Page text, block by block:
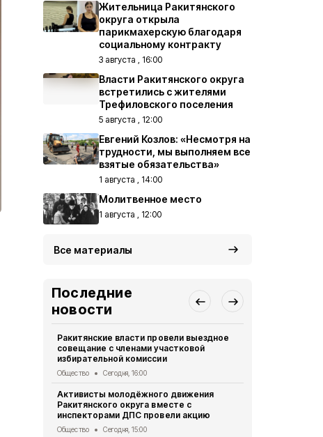
Жительница Ракитянского
округа открыла
парикмахерскую благодаря
социальному контракту
3 августа , 16:00
Власти Ракитянского округа
встретились с жителями
Трефиловского поселения
5 августа , 12:00
Евгений Козлов: «Несмотря на
трудности, мы выполняем все
взятые обязательства»
1 августа , 14:00
Молитвенное место
1 августа , 12:00
Все материалы
Последние
новости
Ракитянские власти провели выездное
совещание с членами участковой
избирательной комиссии
Общество Сегодня, 16:00
Активисты молодёжного движения
Ракитянского округа вместе с
инспекторами ДПС провели акцию
Общество Сегодня, 15:00